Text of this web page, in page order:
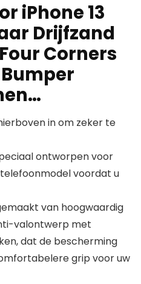
iPhone 13
Drijfzand
Corners
in om zeker te
ontworpen voor
voordat u
van hoogwaardig
valontwerp met
dat de bescherming
grip voor uw